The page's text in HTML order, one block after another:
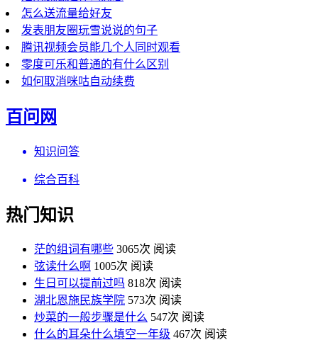
怎么送流量给好友
发表朋友圈玩雪说说的句子
腾讯视频会员能几个人同时观看
零度可乐和普通的有什么区别
如何取消咪咕自动续费
百问网
知识问答
综合百科
热门知识
茫的组词有哪些 3065次 阅读
弦读什么啊 1005次 阅读
生日可以提前过吗 818次 阅读
湖北恩施民族学院 573次 阅读
炒菜的一般步骤是什么 547次 阅读
什么的耳朵什么填空一年级 467次 阅读